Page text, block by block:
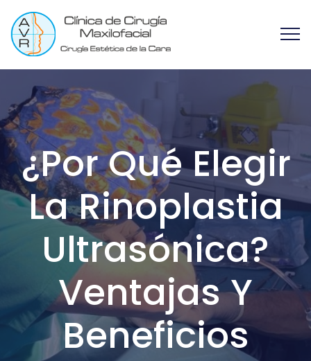
¿Por Qué Elegir
La Rinoplastia
Ultrasónica?
Ventajas Y
Beneficios